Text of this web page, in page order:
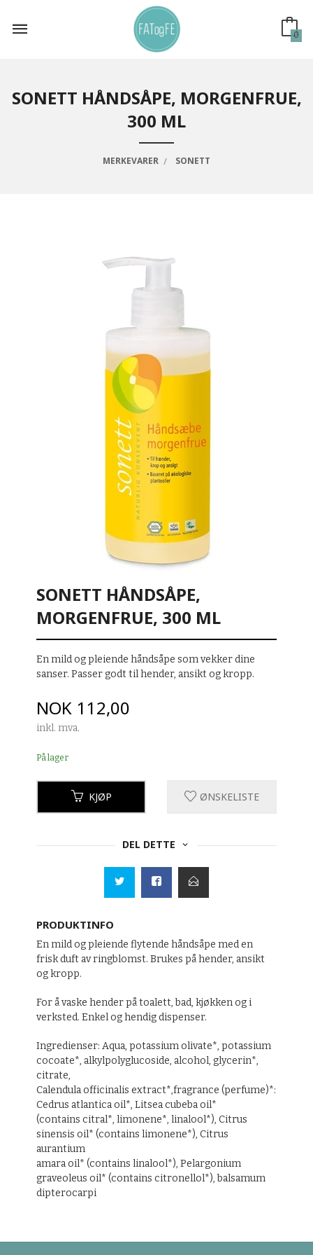
innholdet
0
SONETT HÅNDSÅPE, MORGENFRUE,
300 ML
MERKEVARER SONETT
SONETT HÅNDSÅPE,
MORGENFRUE, 300 ML
En mild og pleiende håndsåpe som vekker dine
sanser. Passer godt til hender, ansikt og kropp.
Pris
NOK 112,00
inkl. mva.
På lager
KJØP ØNSKELISTE
DEL DETTE
PRODUKTINFO
En mild og pleiende flytende håndsåpe med en
frisk duft av ringblomst. Brukes på hender, ansikt
og kropp.
For å vaske hender på toalett, bad, kjøkken og i
verksted. Enkel og hendig dispenser.
Ingredienser: Aqua, potassium olivate*, potassium
cocoate*, alkylpolyglucoside, alcohol, glycerin*,
citrate,
Calendula officinalis extract*,fragrance (perfume)*:
Cedrus atlantica oil*, Litsea cubeba oil*
(contains citral*, limonene*, linalool*), Citrus
sinensis oil* (contains limonene*), Citrus
aurantium
amara oil* (contains linalool*), Pelargonium
graveoleus oil* (contains citronellol*), balsamum
dipterocarpi